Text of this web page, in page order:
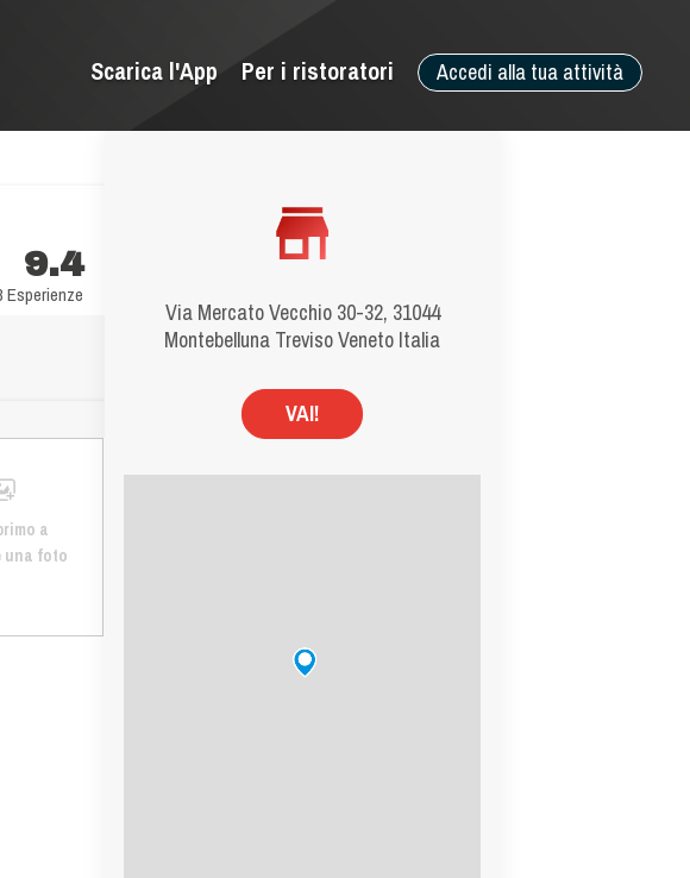
Accedi alla tua attività
Per i ristoratori
Scarica l'App
Via Mercato Vecchio 30-32, 31044
Montebelluna Treviso Veneto Italia
VAI!
9.4
Esperienze
a
una foto